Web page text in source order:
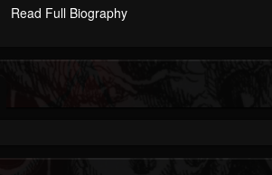
Read Full Biography